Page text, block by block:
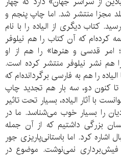
مجزا منتشر شد. اما چاپ پنجم و
کتاب دیگری از الیاده را با نام
کرده‌ام که آن کتاب را هم نیلوفر
امر قدسی و هنرها» را هم از او
هم نشر نیلوفر منتشر کرده است.
را هم به فارسی برگردانده‌ام که
کنون دو، سه بار هم تجدید چاپ
با آثار الیاده، بسیار تحت تاثیر
را بسیار خوب می‌شناسد. ما در
بزرگی داشتیم که از آن جمله
کرد. اما باستانی‌پاریزی جور
نمی‌نوشت. موضوع در